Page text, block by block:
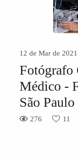
12 de Mar de 2021
Fotógrafo
Médico -
São Paulo
276 11